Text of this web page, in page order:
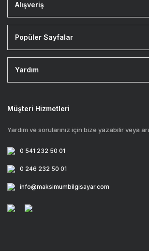
Alışveriş
Popüler Sayfalar
Yardım
Müşteri Hizmetleri
Yardım ve sorularınız için bize yazabilir veya
0 541 232 50 01
0 246 232 50 01
info@maksimumbilgisayar.com